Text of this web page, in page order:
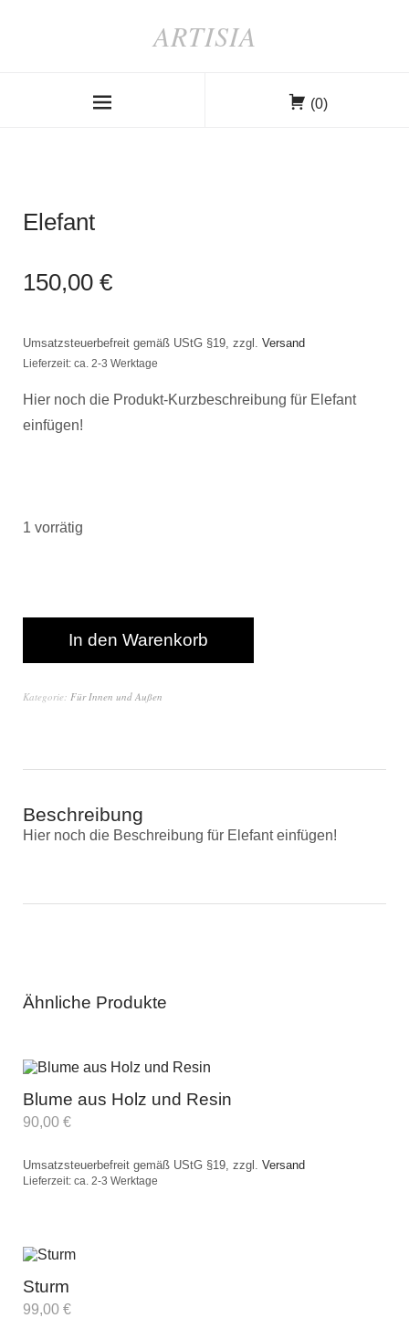
ARTISIA
(0)
Elefant
150,00 €
Umsatzsteuerbefreit gemäß UStG §19, zzgl. Versand
Lieferzeit: ca. 2-3 Werktage
Hier noch die Produkt-Kurzbeschreibung für Elefant
einfügen!
1 vorrätig
In den Warenkorb
Kategorie: Für Innen und Außen
Beschreibung
Hier noch die Beschreibung für Elefant einfügen!
Ähnliche Produkte
Blume aus Holz und Resin
90,00 €
Umsatzsteuerbefreit gemäß UStG §19, zzgl. Versand
Lieferzeit: ca. 2-3 Werktage
Sturm
99,00 €